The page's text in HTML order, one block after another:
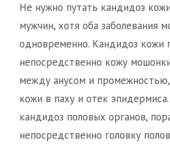
Не нужно путать кандидоз
мужчин, хотя оба заболевания
одновременно. Кандидоз кожи
непосредственно кожу
между анусом и
кожи в паху и отек
кандидоз половых органов,
непосредственно головку